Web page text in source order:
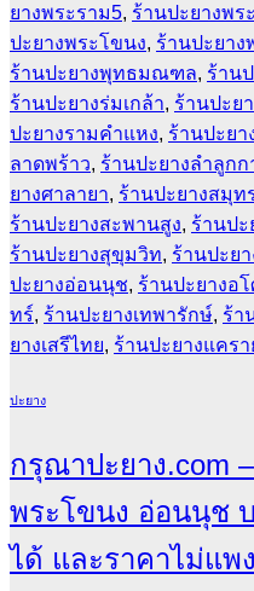
ยางพระราม5, ร้านปะยางพร
ปะยางพระโขนง, ร้านปะยา
ร้านปะยางพุทธมณฑล, ร้าน
ร้านปะยางร่มเกล้า, ร้านปะย
ปะยางรามคำแหง, ร้านปะย
ลาดพร้าว, ร้านปะยางลำลูกก
ยางศาลายา, ร้านปะยางสมุท
ร้านปะยางสะพานสูง, ร้านปะ
ร้านปะยางสุขุมวิท, ร้านปะย
ปะยางอ่อนนุช, ร้านปะยางอ
ทร์, ร้านปะยางเทพารักษ์, ร้า
ยางเสรีไทย, ร้านปะยางแครา
ปะยาง
กรุณาปะยาง.com
พระโขนง อ่อนนุช
ได้ และราคาไม่แพง